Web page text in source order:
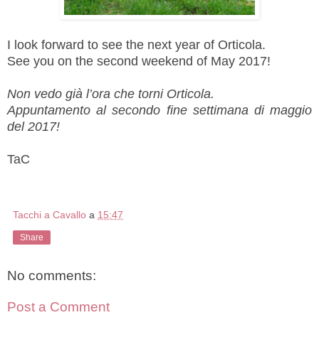
I look forward to see the next year of Orticola.
See you on the second weekend of May 2017!
Non vedo già l’ora che torni Orticola.
Appuntamento al secondo fine settimana di maggio
del 2017!
TaC
Tacchi a Cavallo a 15:47
Share
No comments:
Post a Comment